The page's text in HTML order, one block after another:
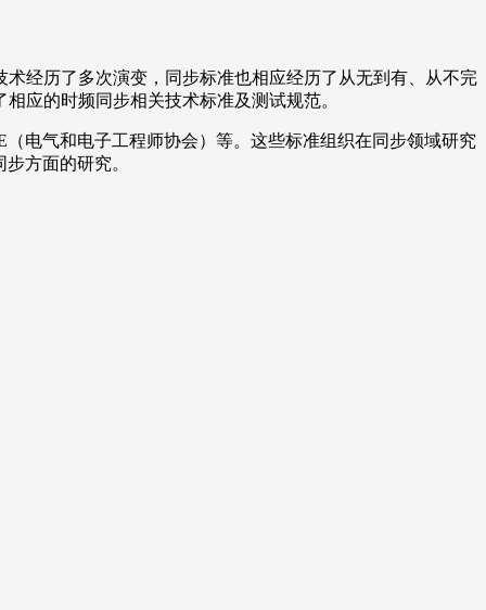
经历了多次演变，同步标准也相应经历了从无到有、从不完
应的时频同步相关技术标准及测试规范。
气和电子工程师协会）等。这些标准组织在同步领域研究
方面的研究。